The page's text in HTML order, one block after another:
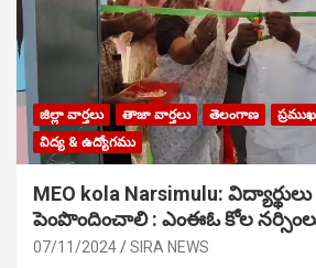
జిల్లా వార్తలు తాజా వార్తలు తెలంగాణ
విద్య & ఉద్యోగము
MEO kola Narsimulu:
పెంపొందించాలి : ఎంఈఓ కోల
07/11/2024 SIRA NEWS